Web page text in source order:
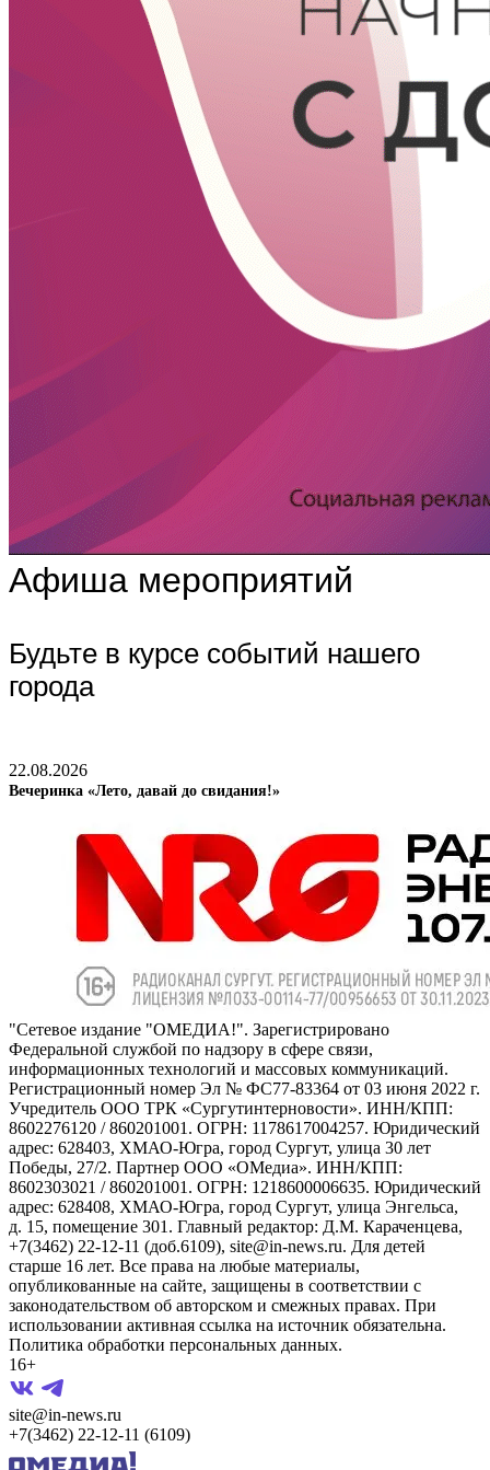
Афиша мероприятий
Будьте в курсе событий нашего
города
22.08.2026
Вечеринка «Лето, давай до свидания!»
"Сетевое издание "ОМЕДИА!". Зарегистрировано
Федеральной службой по надзору в сфере связи,
информационных технологий и массовых коммуникаций.
Регистрационный номер Эл № ФС77-83364 от 03 июня 2022 г.
Учредитель ООО ТРК «Сургутинтерновости». ИНН/КПП:
8602276120 / 860201001. ОГРН: 1178617004257. Юридический
адрес: 628403, ХМАО-Югра, город Сургут, улица 30 лет
Победы, 27/2. Партнер ООО «ОМедиа». ИНН/КПП:
8602303021 / 860201001. ОГРН: 1218600006635. Юридический
адрес: 628408, ХМАО-Югра, город Сургут, улица Энгельса,
д. 15, помещение 301. Главный редактор: Д.М. Караченцева,
+7(3462) 22-12-11 (доб.6109), site@in-news.ru. Для детей
старше 16 лет. Все права на любые материалы,
опубликованные на сайте, защищены в соответствии с
законодательством об авторском и смежных правах. При
использовании активная ссылка на источник обязательна.
Политика обработки персональных данных.
16+
site@in-news.ru
+7(3462) 22-12-11 (6109)